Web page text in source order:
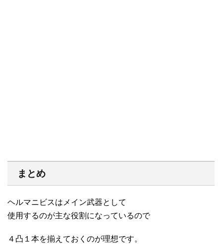
まとめ
ヘルマニビスはメイン武器として
使用するのが主な役割になっているので
４凸１本を揃えておくのが理想です。